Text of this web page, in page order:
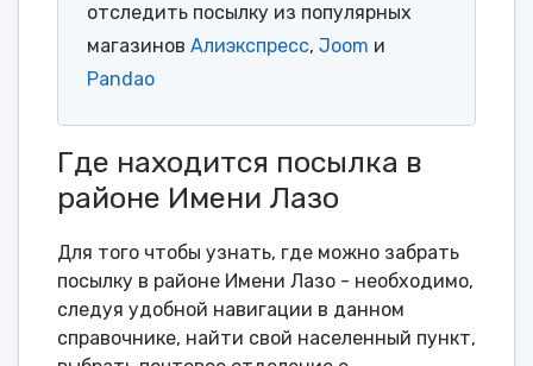
отследить посылку из популярных
магазинов Алиэкспресс, Joom и
Pandao
Где находится посылка в
районе Имени Лазо
Для того чтобы узнать, где можно забрать
посылку в районе Имени Лазо - необходимо,
следуя удобной навигации в данном
справочнике, найти свой населенный пункт,